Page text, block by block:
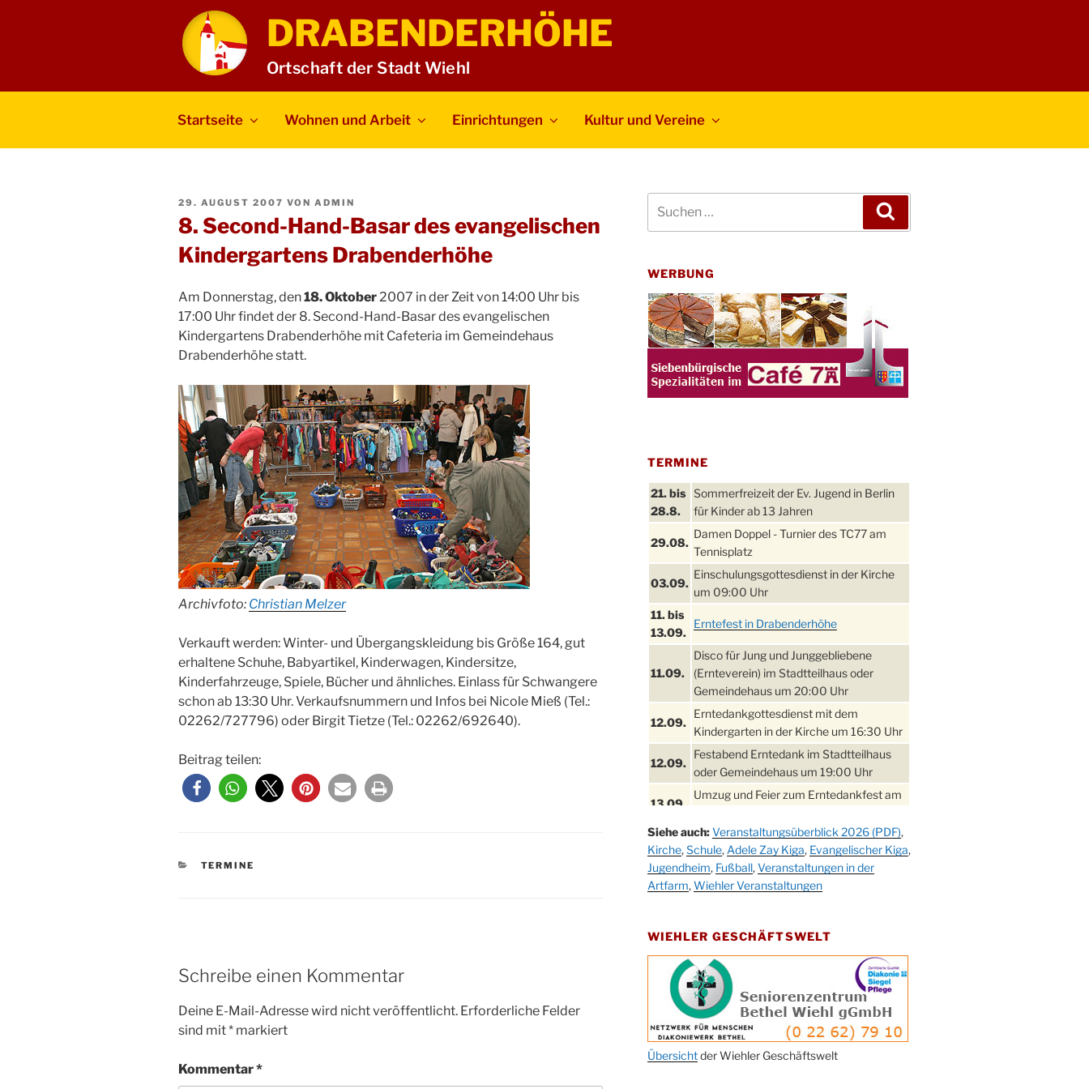
DRABENDERHÖHE
Ortschaft der Stadt Wiehl
Startseite Wohnen und Arbeit Einrichtungen Kultur und Vereine
VERÖFFENTLICHT
29. AUGUST 2007 VON ADMIN
8. Second-Hand-Basar des evangelischen
Kindergartens Drabenderhöhe
Am Donnerstag, den18. Oktober2007 in der Zeit von 14:00 Uhr bis
17:00 Uhr findet der 8. Second-Hand-Basar des evangelischen
Kindergartens Drabenderhöhe mit Cafeteria im Gemeindehaus
Drabenderhöhe statt.
Archivfoto: Christian Melzer
Verkauft werden: Winter- und Übergangskleidung bis Größe 164, gut
erhaltene Schuhe, Babyartikel, Kinderwagen, Kindersitze,
Kinderfahrzeuge, Spiele, Bücher und ähnliches. Einlass für Schwangere
schon ab 13:30 Uhr. Verkaufsnummern und Infos bei Nicole Mieß (Tel.:
02262/727796) oder Birgit Tietze (Tel.: 02262/692640).
Beitrag teilen:
KATEGORIEN
TERMINE
Schreibe einen Kommentar
Deine E-Mail-Adresse wird nicht veröffentlicht. Erforderliche Felder
sind mit* markiert
Kommentar*
nach:
WERBUNG
TERMINE
21. bis
28.8.
Sommerfreizeit der Ev. Jugend in Berlin
für Kinder ab 13 Jahren
29.08.
Damen Doppel - Turnier des TC77 am
Tennisplatz
03.09.
Einschulungsgottesdienst in der Kirche
um 09:00 Uhr
11. bis
13.09.
Erntefest in Drabenderhöhe
11.09.
Disco für Jung und Junggebliebene
(Ernteverein) im Stadtteilhaus oder
Gemeindehaus um 20:00 Uhr
12.09.
Erntedankgottesdienst mit dem
Kindergarten in der Kirche um 16:30 Uhr
12.09.
Festabend Erntedank im Stadtteilhaus
oder Gemeindehaus um 19:00 Uhr
13.09.
Umzug und Feier zum Erntedankfest am
19.09.
Schlagerabend im Stadtteilhaus
Drabenderhöhe
25. u.
26.09.
Oktoberfest im Cafe XXS
10-12 Uhr
09.10.
Afterwork-Andacht um 18:00 Uhr in der
Kirche
10.10.
Sandmännchen-Gottesdienst in der
Kirche oder im Ev. Gemeindehaus um
18:00 Uhr
11.10.
Oktoberfest MGV im Stadtteilhaus um
Siehe auch: Veranstaltungsüberblick 2026 (PDF),
Kirche,Schule, Adele Zay Kiga, Evangelischer Kiga,
Jugendheim, Fußball,Veranstaltungen in der
Artfarm,Wiehler Veranstaltungen
WIEHLER GESCHÄFTSWELT
Übersichtder Wiehler Geschäftswelt